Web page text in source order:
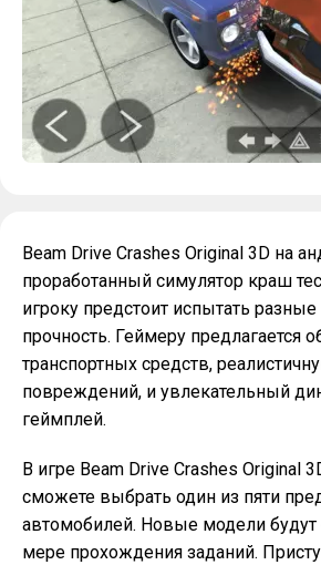
Beam Drive Crashes Original 3D на
проработанный симулятор краш
игроку предстоит испытать
прочность. Геймеру предлагается
транспортных средств,
повреждений, и увлекательный
геймплей.
В игре Beam Drive Crashes Original
сможете выбрать один из пяти
автомобилей. Новые модели будут
мере прохождения заданий.